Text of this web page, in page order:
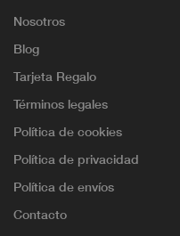
Nosotros
Blog
Tarjeta Regalo
Términos legales
Política de cookies
Política de privacidad
Política de envíos
Contacto